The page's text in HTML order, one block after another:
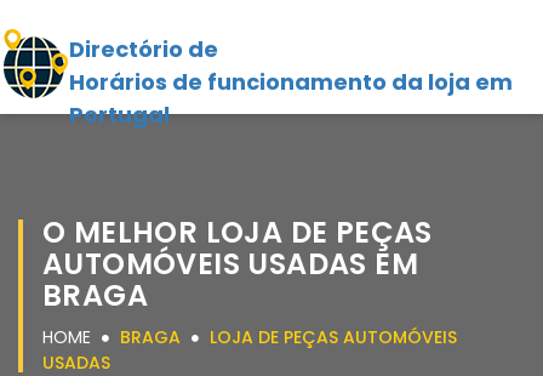
Directório de
Horários de funcionamento da loja em
Portugal
O MELHOR LOJA DE PEÇAS
AUTOMÓVEIS USADAS EM
BRAGA
HOME BRAGA
LOJA DE PEÇAS AUTOMÓVEIS
USADAS